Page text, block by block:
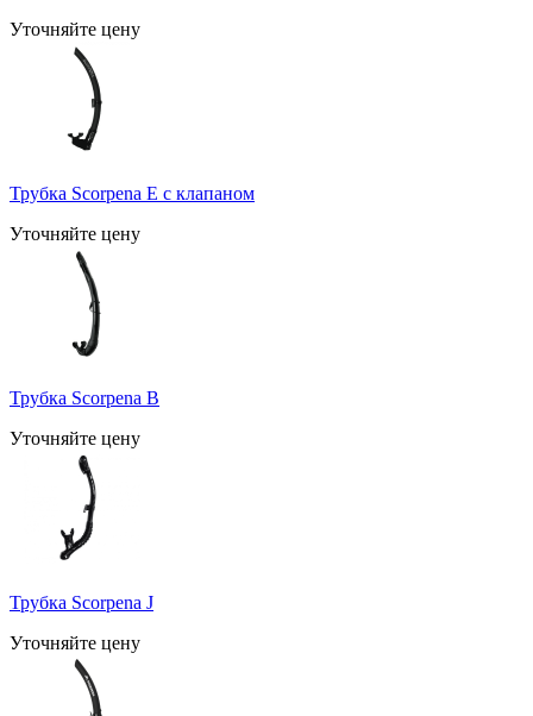
Уточняйте цену
Трубка Scorpena E с клапаном
Уточняйте цену
Трубка Scorpena B
Уточняйте цену
Трубка Scorpena J
Уточняйте цену